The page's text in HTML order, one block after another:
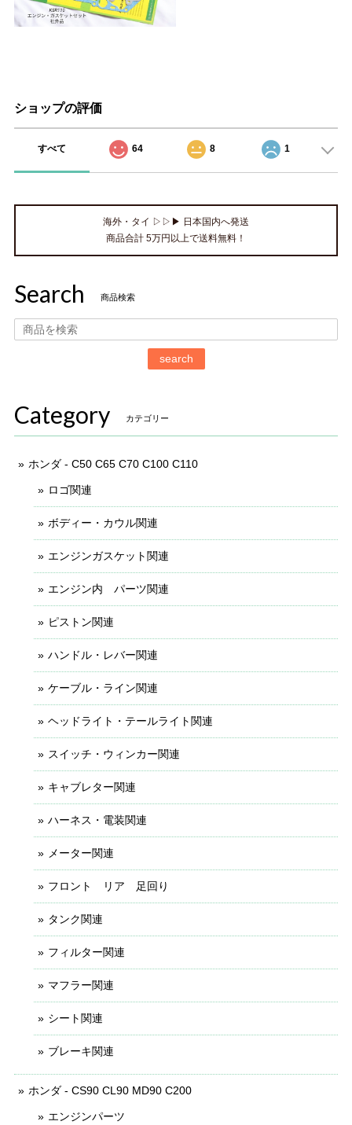
ショップの評価
すべて 64 8 1
海外・タイ ▷▷▶ 日本国内へ発送
商品合計 5万円以上で送料無料！
Search 商品検索
search
Category カテゴリー
ホンダ - C50 C65 C70 C100 C110
ロゴ関連
ボディー・カウル関連
エンジンガスケット関連
エンジン内 パーツ関連
ピストン関連
ハンドル・レバー関連
ケーブル・ライン関連
ヘッドライト・テールライト関連
スイッチ・ウィンカー関連
キャブレター関連
ハーネス・電装関連
メーター関連
フロント リア 足回り
タンク関連
フィルター関連
マフラー関連
シート関連
ブレーキ関連
ホンダ - CS90 CL90 MD90 C200
エンジンパーツ